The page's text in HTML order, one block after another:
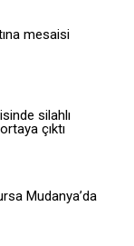
için site içeriği
mesaisi
silahlı
çıktı
Mudanya’da